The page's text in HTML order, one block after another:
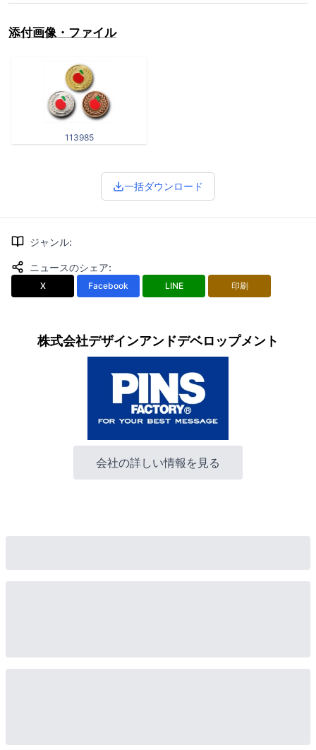
添付画像・ファイル
113985
一括ダウンロード
ジャンル:
ニュースのシェア:
X Facebook LINE 印刷
株式会社デザインアンドデベロップメント
会社の詳しい情報を見る